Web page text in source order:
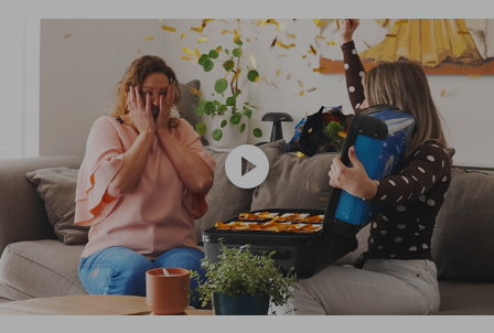
play_circle